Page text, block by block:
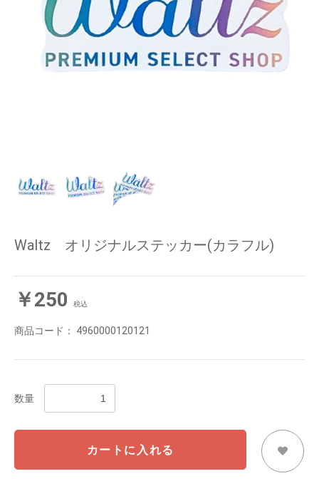
Waltz オリジナルステッカー(カラフル)
￥250 税込
商品コード： 4960000120121
数量
カートに入れる